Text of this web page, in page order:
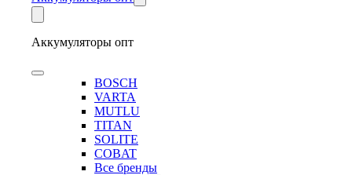
Аккумуляторы опт
BOSCH
VARTA
MUTLU
TITAN
SOLITE
COBAT
Все бренды